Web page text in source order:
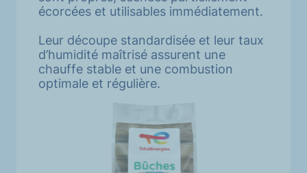
écorcées et utilisables immédiatement.
Leur découpe standardisée et leur taux
d’humidité maîtrisé assurent une
chauffe stable et une combustion
optimale et régulière.